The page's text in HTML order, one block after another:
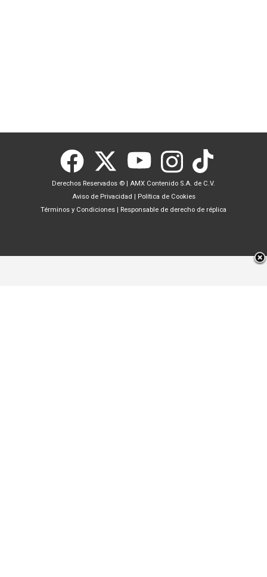
Derechos Reservados © | AMX Contenido S.A. de C.V.
Aviso de Privacidad | Política de Cookies
Términos y Condiciones | Responsable de derecho de réplica